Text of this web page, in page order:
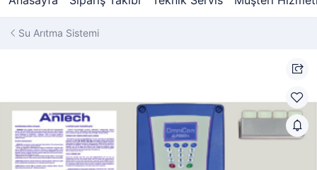
Su Arıtma Sistemi